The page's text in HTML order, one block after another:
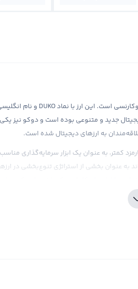
جدید و متنوعی بوده است و دوکو نیز یکی
به ارزهای دیجیتال شده است.
کمتر، به عنوان یک ابزار سرمایه‌گذاری مناسب
عنوان بخشی از استراتژی تنوع‌بخشی در
را برای سرمایه‌گذاران خود فراهم می‌کند.